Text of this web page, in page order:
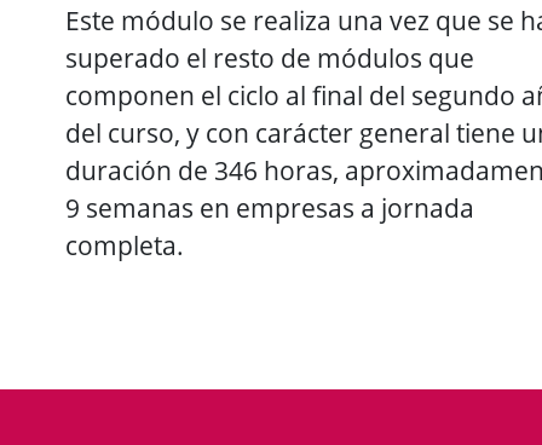
Este módulo se realiza una vez que se
superado el resto de módulos que
componen el ciclo al final del segundo
del curso, y con carácter general tiene
duración de 346 horas,
9 semanas en empresas a jornada
completa.